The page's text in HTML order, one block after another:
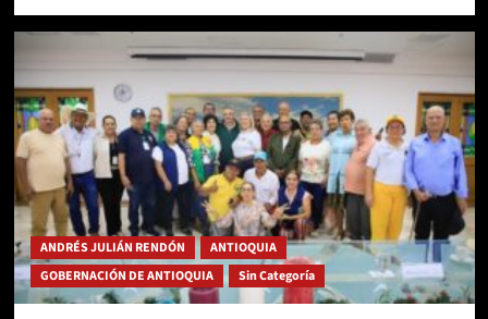
ANDRÉS JULIÁN RENDÓN
ANTIOQUIA
GOBERNACIÓN DE ANTIOQUIA
Sin Categoría